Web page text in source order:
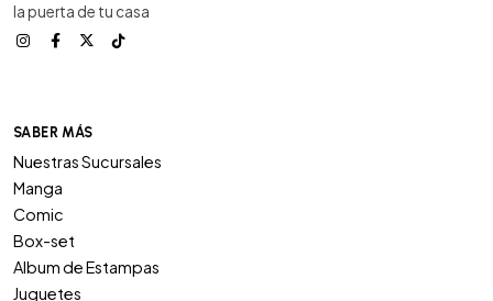
la puerta de tu casa
SABER MÁS
Nuestras Sucursales
Manga
Comic
Box-set
Album de Estampas
Juguetes